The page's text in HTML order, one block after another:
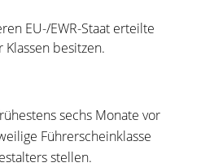
EU-/EWR-Staat erteilte
besitzen.
sechs Monate vor
Führerscheinklasse
stellen.